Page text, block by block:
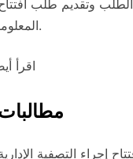
وتقديم طلب
المعلومات والوثائق ويلتزم المدين إذا تقدم بطلب افتتاح الإجراء بتبليغ دائنيه.
اقرأ
إجراء التصفية